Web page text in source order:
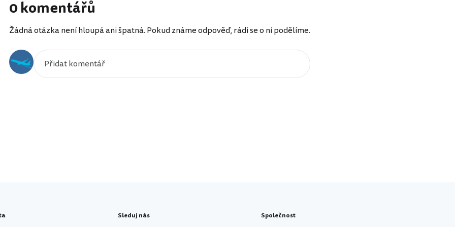
0 komentářů
Žádná otázka není hloupá ani špatná. Pokud známe odpověď, rádi se o ni podělíme.
Sleduj nás Společnost